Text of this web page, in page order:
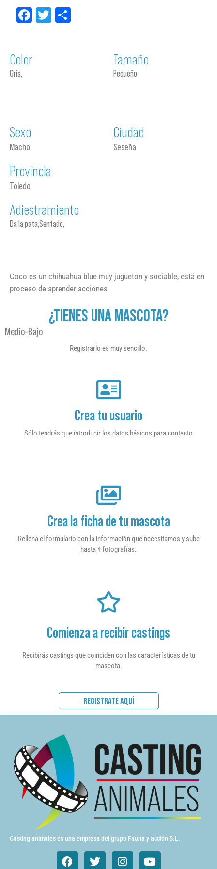
Facebook
Twitter
Color
Gris,
Tamaño
Pequeño
Sexo
Macho
Ciudad
Seseña
Provincia
Toledo
Adiestramiento
Da la pata,Sentado,
Coco es un chihuahua blue muy juguetón y sociable, está en
proceso de aprender acciones
¿TIENES UNA MASCOTA?
Medio-Bajo
Registrarlo es muy sencillo.
Crea tu usuario
Sólo tendrás que introducir los datos básicos para contacto
Crea la ficha de tu mascota
Rellena el formulario con la información que necesitamos y sube
hasta 4 fotografías.
Comienza a recibir castings
Recibirás castings que coinciden con las características de tu
mascota.
REGISTRATE AQUÍ
Casting animales es una empresa del grupo Fauna y acción S.L.